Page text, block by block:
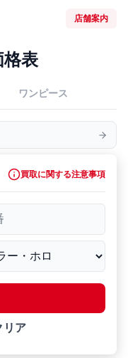
店舗案内
表
ワンピース
買取に関する注意事項
リア